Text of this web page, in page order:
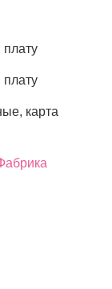
плату
плату
карта